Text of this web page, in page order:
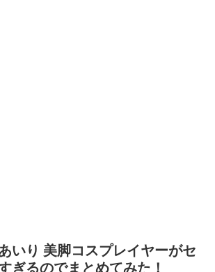
いり 美脚コスプレイヤーがセ
ぎるのでまとめてみた！